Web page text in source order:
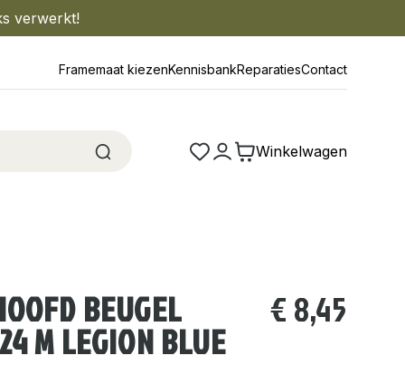
verwerkt!
Framemaat kiezenKennisbankReparatiesContact
Winkelwagen
BEUGEL
M LEGION BLUE
€ 8,45